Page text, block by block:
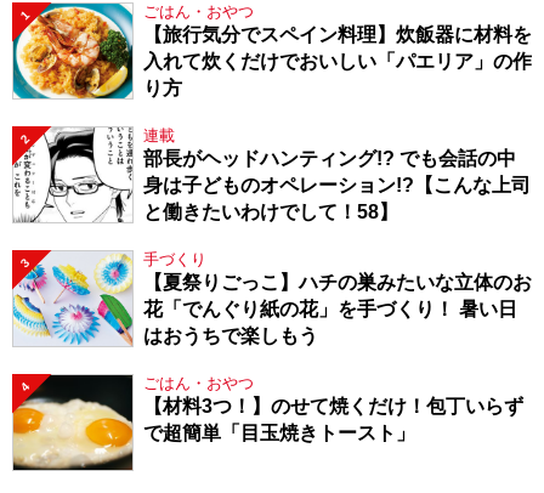
1 ごはん・おやつ
【旅行気分でスペイン料理】炊飯器に材料を
入れて炊くだけでおいしい「パエリア」の作
り方
2 連載
部長がヘッドハンティング!? でも会話の中
身は子どものオペレーション!?【こんな上司
と働きたいわけでして！58】
3 手づくり
【夏祭りごっこ】ハチの巣みたいな立体のお
花「でんぐり紙の花」を手づくり！ 暑い日
はおうちで楽しもう
4 ごはん・おやつ
【材料3つ！】のせて焼くだけ！包丁いらず
で超簡単「目玉焼きトースト」